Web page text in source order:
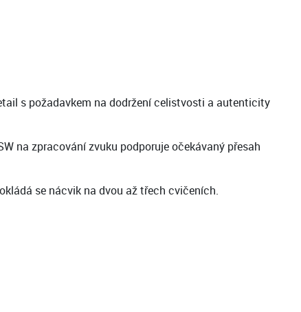
s požadavkem na dodržení celistvosti a autenticity
na zpracování zvuku podporuje očekávaný přesah
se nácvik na dvou až třech cvičeních.